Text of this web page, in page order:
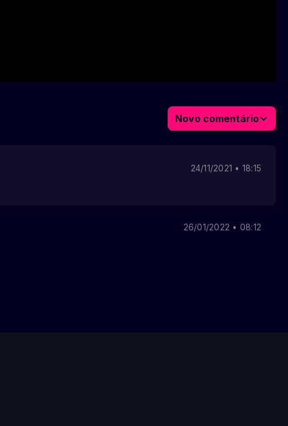
Novo comentário
24/11/2021 • 18:15
26/01/2022 • 08:12